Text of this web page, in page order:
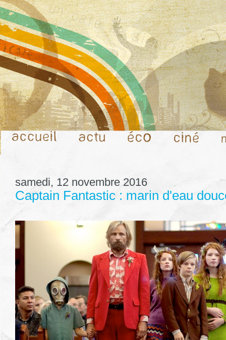
samedi, 12 novembre 2016
Captain Fantastic : marin d'eau